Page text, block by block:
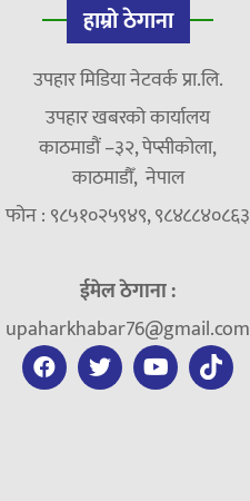
हाम्रो ठेगाना
उपहार मिडिया नेटवर्क प्रा.लि.
उपहार खबरको कार्यालय
काठमाडौं –३२, पेप्सीकोला,
काठमाडौँ, नेपाल
फोन : ९८५१०२५९४९, ९८४८८४०८६३
ईमेल ठेगाना :
upaharkhabar76@gmail.com